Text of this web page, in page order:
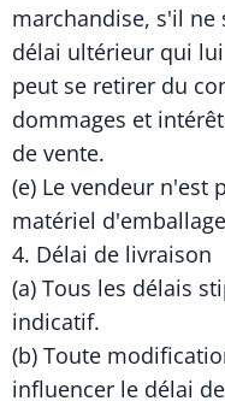
marchandise, s'il ne
délai ultérieur qui
peut se retirer du
dommages et
de vente.
(e) Le vendeur n'est
matériel
4. Délai de livraison
(a) Tous les délais
indicatif.
(b) Toute
influencer le délai